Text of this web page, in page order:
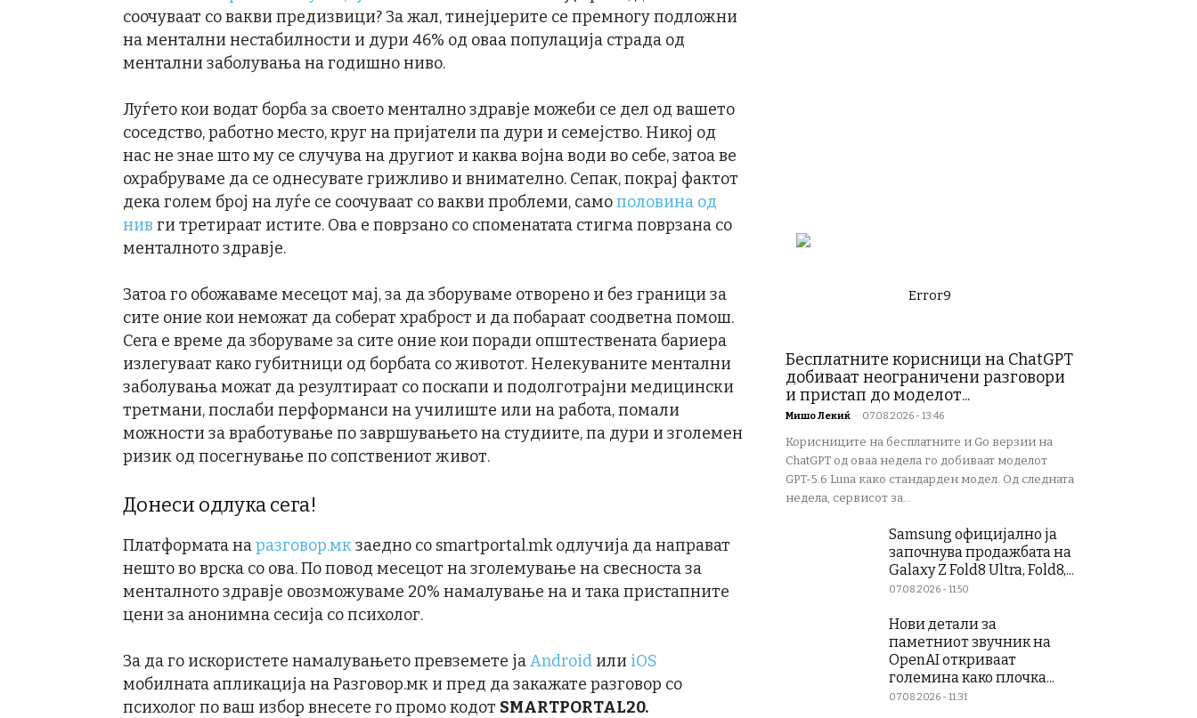
соочуваат со вакви предизвици? За жал, тинејџерите се премногу подложни
на ментални нестабилности и дури 46% од оваа популација страда од
ментални заболувања на годишно ниво.
Луѓето кои водат борба за своето ментално здравје можеби се дел од вашето
соседство, работно место, круг на пријатели па дури и семејство. Никој од
нас не знае што му се случува на другиот и каква војна води во себе, затоа ве
охрабруваме да се однесувате грижливо и внимателно. Сепак, покрај фактот
дека голем број на луѓе се соочуваат со вакви проблеми, самополовина од
нив ги третираат истите. Ова е поврзано со споменатата стигма поврзана со
менталното здравје.
Затоа го обожаваме месецот мај, за да зборуваме отворено и без граници за
сите оние кои неможат да соберат храброст и да побараат соодветна помош.
Сега е време да зборуваме за сите оние кои поради општествената бариера
излегуваат како губитници од борбата со животот. Нелекуваните ментални
заболувања можат да резултираат со поскапи и подолготрајни медицински
третмани, послаби перформанси на училиште или на работа, помали
можности за вработување по завршувањето на студиите, па дури и зголемен
ризик од посегнување по сопствениот живот.
Донеси одлука сега!
Платформата наразговор.мкзаедно со smartportal.mk одлучија да направат
нешто во врска со ова. По повод месецот на зголемување на свесноста за
менталното здравје овозможуваме 20% намалување на и така пристапните
цени за анонимна сесија со психолог.
За да го искористете намалувањето превземете јаAndroid или iOS
мобилната апликација на Разговор.мк и пред да закажате разговор со
психолог по ваш избор внесете го промо кодот SMARTPORTAL20.
Error9
Бесплатните корисници на ChatGPT
добиваат неограничени разговори
и пристап до моделот...
Мишо Лекиќ - 07.08.2026 - 13:46
Корисниците на бесплатните и Go верзии на
ChatGPT од оваа недела го добиваат моделот
GPT-5.6 Luna како стандарден модел. Од следната
недела, сервисот за...
Samsung официјално ја
започнува продажбата на
Galaxy Z Fold8 Ultra, Fold8,...
07.08.2026 - 11:50
Нови детали за
паметниот звучник на
OpenAI откриваат
големина како плочка...
07.08.2026 - 11:31